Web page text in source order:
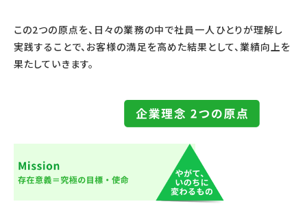
この2つの原点を、日々の業務の中で社員一人ひとりが理解し
実践することで、お客様の満足を高めた結果として、業績向上を
果たしていきます。